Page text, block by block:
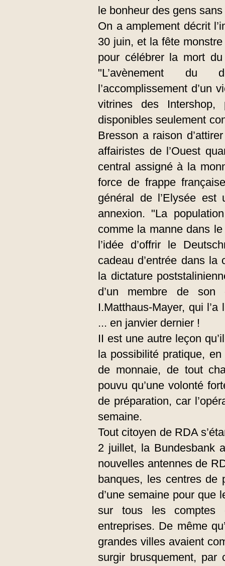
le bonheur des gens
On a amplement décrit
30 juin, et la fête
pour célébrer la mort
"L’avènement du
l’accomplissement d’un
vitrines des
disponibles seulement
Bresson a raison
affairistes de l’Ouest
central assigné à la
force de frappe
général de l’Elysée
annexion. "La
comme la manne dans
l’idée d’offrir le
cadeau d’entrée dans
la dictature
d’un membre de son
I.Matthaus-Mayer, qui
... en janvier dernier !
II est une autre leçon
la possibilité pratique,
de monnaie, de tout
pouvu qu’une volonté
de préparation, car
semaine.
Tout citoyen de RDA
2 juillet, la Bundesbank
nouvelles antennes de
banques, les centres de
d’une semaine pour que
sur tous les comptes
entreprises. De même
grandes villes avaient
surgir brusquement, par